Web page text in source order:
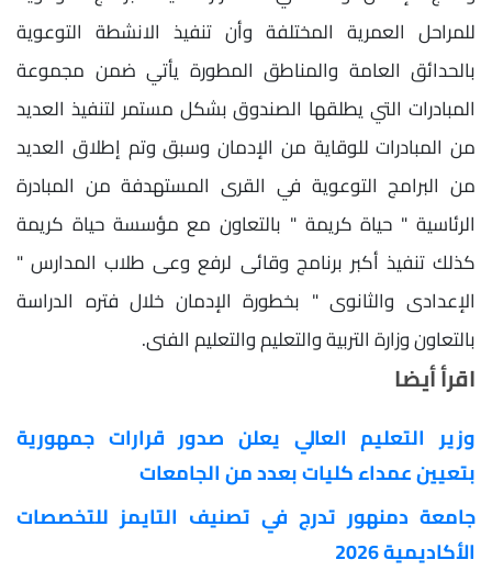
للمراحل العمرية المختلفة وأن تنفيذ الانشطة التوعوية
بالحدائق العامة والمناطق المطورة يأتي ضمن مجموعة
المبادرات التي يطلقها الصندوق بشكل مستمر لتنفيذ العديد
من المبادرات للوقاية من الإدمان وسبق وتم إطلاق العديد
من البرامج التوعوية في القرى المستهدفة من المبادرة
الرئاسية " حياة كريمة " بالتعاون مع مؤسسة حياة كريمة
كذلك تنفيذ أكبر برنامج وقائى لرفع وعى طلاب المدارس "
الإعدادى والثانوى " بخطورة الإدمان خلال فتره الدراسة
بالتعاون وزارة التربية والتعليم والتعليم الفنى.
اقرأ أيضا
وزير التعليم العالي يعلن صدور قرارات جمهورية
بتعيين عمداء كليات بعدد من الجامعات
جامعة دمنهور تدرج في تصنيف التايمز للتخصصات
الأكاديمية 2026